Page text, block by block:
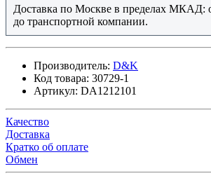
Доставка по Москве в пределах МКАД:
до транспортной компании.
Производитель: D&K
Код товара: 30729-1
Артикул: DA1212101
Качество
Доставка
Кратко об оплате
Обмен